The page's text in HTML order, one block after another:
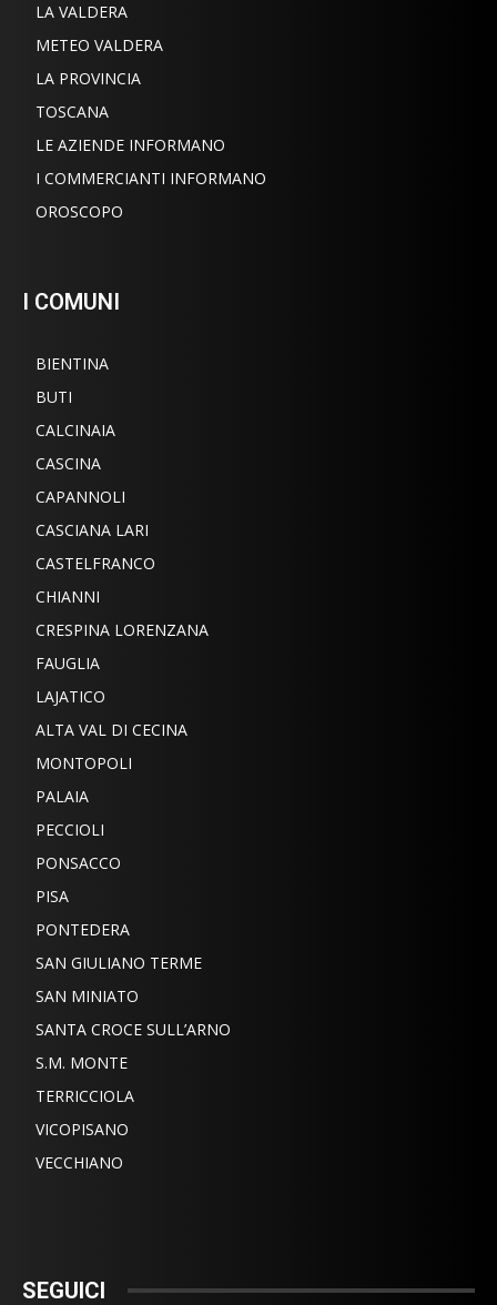
LA VALDERA
METEO VALDERA
LA PROVINCIA
TOSCANA
LE AZIENDE INFORMANO
I COMMERCIANTI INFORMANO
OROSCOPO
I COMUNI
BIENTINA
BUTI
CALCINAIA
CASCINA
CAPANNOLI
CASCIANA LARI
CASTELFRANCO
CHIANNI
CRESPINA LORENZANA
FAUGLIA
LAJATICO
ALTA VAL DI CECINA
MONTOPOLI
PALAIA
PECCIOLI
PONSACCO
PISA
PONTEDERA
SAN GIULIANO TERME
SAN MINIATO
SANTA CROCE SULL’ARNO
S.M. MONTE
TERRICCIOLA
VICOPISANO
VECCHIANO
SEGUICI